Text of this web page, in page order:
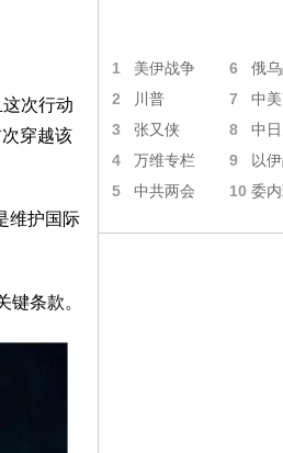
次行动
穿越该
维护国际
条款。
1 美伊战争 6 俄
2 川普 7 中
3 张又侠 8 中
4 万维专栏 9 以
5 中共两会 10 委